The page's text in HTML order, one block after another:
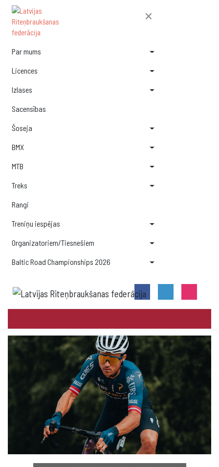
×
Par mums
Licences
Izlases
Sacensības
Šoseja
BMX
MTB
Treks
Rangi
Treniņu iespējas
Organizatoriem/Tiesnešiem
Baltic Road Championships 2026